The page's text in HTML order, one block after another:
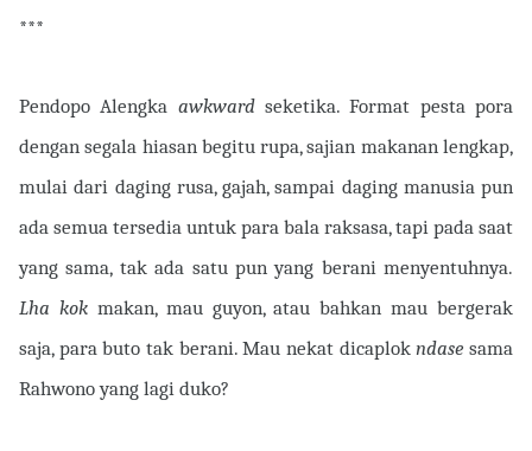
***
Pendopo Alengka awkwardseketika. Format pesta pora
dengan segala hiasan begitu rupa, sajian makanan lengkap,
mulai dari daging rusa, gajah, sampai daging manusia pun
ada semua tersedia untuk para bala raksasa, tapi pada saat
yang sama, tak ada satu pun yang berani menyentuhnya.
Lha kokmakan, mau guyon, atau bahkan mau bergerak
saja, para buto tak berani. Mau nekat dicaplokndase sama
Rahwono yang lagi duko?